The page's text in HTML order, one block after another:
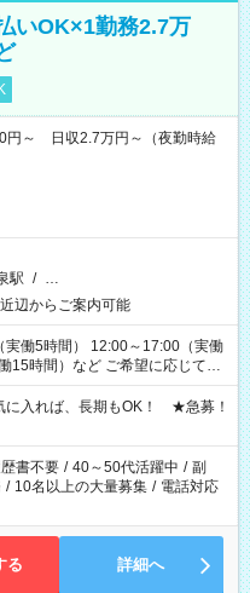
いOK×1勤務2.7万
～ 日収2.7万円～（夜勤時給
駅 / …
辺からご案内可能
働5時間） 12:00～17:00（実働
ど ご希望に応じて、
軽に担当へ相談ください！
入れば、長期もOK！ ★急募！
書不要 / 40～50代活躍中 / 副
/ 10名以上の大量募集 / 電話対応
る 詳細へ